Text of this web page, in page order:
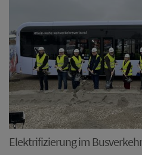
Elektrifizierung im